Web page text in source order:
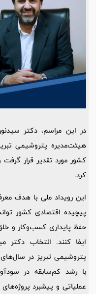
در این مراسم، دکتر
هیئت‌مدیره پتروشیمی
کرد.
این رویداد ملی با هدف
پیچیده اقتصادی کشور
حفظ پایداری کسب‌وکار و
ایفا کنند. انتخاب دکتر
پتروشیمی تبریز در
با رشد کم‌سابقه در
عملیاتی و پیشبرد